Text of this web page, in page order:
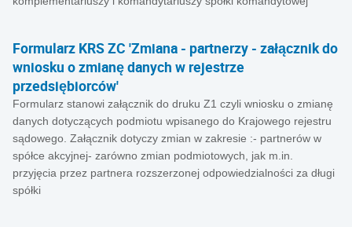
Formularz KRS ZC 'Zmiana - partnerzy - załącznik do
wniosku o zmianę danych w rejestrze
przedsiębiorców'
Formularz stanowi załącznik do druku Z1 czyli wniosku o zmianę
danych dotyczących podmiotu wpisanego do Krajowego rejestru
sądowego. Załącznik dotyczy zmian w zakresie :- partnerów w
spółce akcyjnej- zarówno zmian podmiotowych, jak m.in.
przyjęcia przez partnera rozszerzonej odpowiedzialności za długi
spółki